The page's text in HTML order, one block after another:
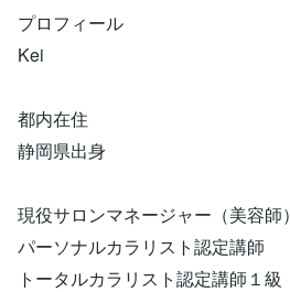
プロフィール
Kei
都内在住
静岡県出身
現役サロンマネージャー（美容師）
パーソナルカラリスト認定講師
トータルカラリスト認定講師１級